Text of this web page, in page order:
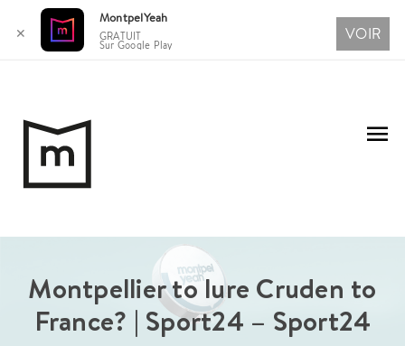
contenu
Montpellier to lure Cruden to
France? | Sport24 – Sport24
✕
MontpelYeah
GRATUIT
Sur Google Play
VOIR